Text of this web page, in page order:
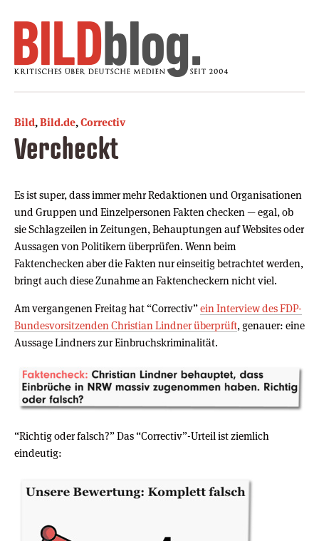
Bild,Bild.de,Correctiv
Vercheckt
Es ist super, dass immer mehr Redaktionen und Organisationen
und Gruppen und Einzelpersonen Fakten checken — egal, ob
sie Schlagzeilen in Zeitungen, Behauptungen auf Websites oder
Aussagen von Politikern überprüfen. Wenn beim
Faktenchecken aber die Fakten nur einseitig betrachtet werden,
bringt auch diese Zunahme an Faktencheckern nicht viel.
Am vergangenen Freitag hat “Correctiv”ein Interview des FDP-
Bundesvorsitzenden Christian Lindner überprüft, genauer: eine
Aussage Lindners zur Einbruchskriminalität.
“Richtig oder falsch?” Das “Correctiv”-Urteil ist ziemlich
eindeutig: